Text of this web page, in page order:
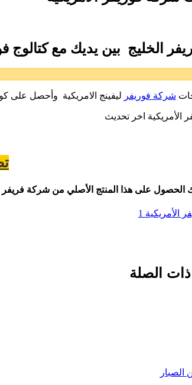
شركة فوريفر ليفينج الامريكية وأحصل على
الحصول على هذا المنتج الأصلي من شركة فريفر
الصلة